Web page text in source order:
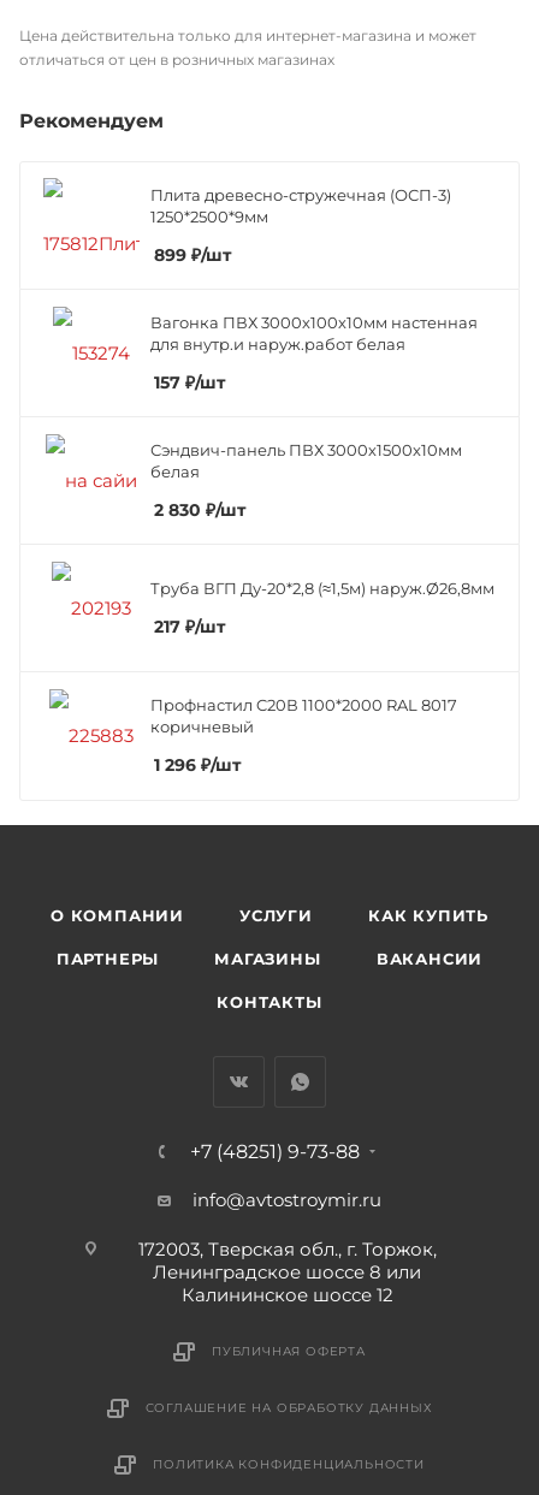
Цена действительна только для интернет-магазина и может
отличаться от цен в розничных магазинах
Рекомендуем
Плита древесно-стружечная (ОСП-3)
1250*2500*9мм
899 ₽/шт
Вагонка ПВХ 3000х100х10мм настенная
для внутр.и наруж.работ белая
157 ₽/шт
Сэндвич-панель ПВХ 3000х1500х10мм
белая
2 830 ₽/шт
Труба ВГП Ду-20*2,8 (≈1,5м) наруж.Ø26,8мм
217 ₽/шт
Профнастил C20В 1100*2000 RAL 8017
коричневый
1 296 ₽/шт
О КОМПАНИИ УСЛУГИ КАК КУПИТЬ
ПАРТНЕРЫ МАГАЗИНЫ ВАКАНСИИ
КОНТАКТЫ
+7 (48251) 9-73-88
info@avtostroymir.ru
172003, Тверская обл., г. Торжок,
Ленинградское шоссе 8 или
Калининское шоссе 12
ПУБЛИЧНАЯ ОФЕРТА
СОГЛАШЕНИЕ НА ОБРАБОТКУ ДАННЫХ
ПОЛИТИКА КОНФИДЕНЦИАЛЬНОСТИ